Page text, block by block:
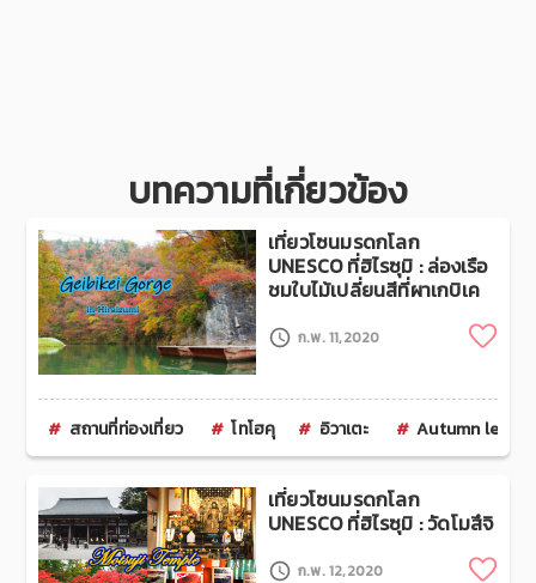
บทความที่เกี่ยวข้อง
เที่ยวโซนมรดกโลก
UNESCO ที่ฮิไรซุมิ : ล่องเรือ
ชมใบไม้เปลี่ยนสีที่ผาเกบิเค
ก.พ. 11,2020
สถานที่ท่องเที่ยว โทโฮคุ อิวาเตะ Autumn leaves
เที่ยวโซนมรดกโลก
UNESCO ที่ฮิไรซุมิ : วัดโมสึจิ
ก.พ. 12,2020